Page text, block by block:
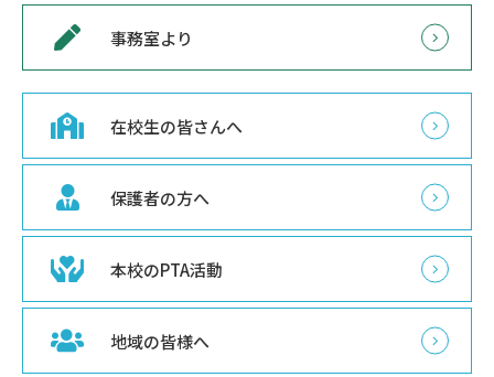
事務室より
在校生の皆さんへ
保護者の方へ
本校のPTA活動
地域の皆様へ